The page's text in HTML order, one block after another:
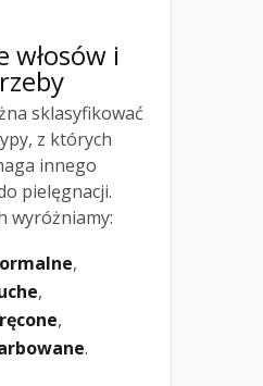
włosów i
sklasyfikować
z których
innego
pielęgnacji.
wyróżniamy:
,
,
,
.